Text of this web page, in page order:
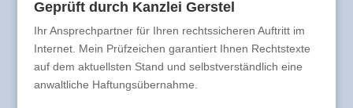
Geprüft durch Kanzlei Gerstel
Ihr Ansprechpartner für Ihren rechtssicheren Auftritt im
Internet. Mein Prüfzeichen garantiert Ihnen Rechtstexte
auf dem aktuellsten Stand und selbstverständlich eine
anwaltliche Haftungsübernahme.